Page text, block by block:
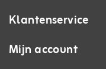
Klantenservice
Mijn account